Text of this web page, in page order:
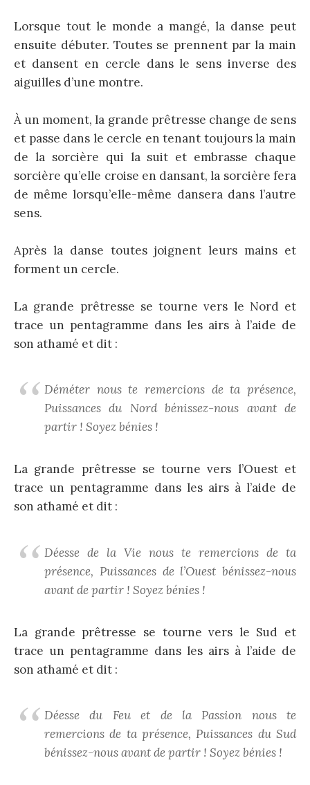
Lorsque tout le monde a mangé, la danse peut
ensuite débuter. Toutes se prennent par la main
et dansent en cercle dans le sens inverse des
aiguilles d’une montre.
À un moment, la grande prêtresse change de sens
et passe dans le cercle en tenant toujours la main
de la sorcière qui la suit et embrasse chaque
sorcière qu’elle croise en dansant, la sorcière fera
de même lorsqu’elle-même dansera dans l’autre
sens.
Après la danse toutes joignent leurs mains et
forment un cercle.
La grande prêtresse se tourne vers le Nord et
trace un pentagramme dans les airs à l’aide de
son athamé et dit :
Déméter nous te remercions de ta présence,
Puissances du Nord bénissez-nous avant de
partir ! Soyez bénies !
La grande prêtresse se tourne vers l’Ouest et
trace un pentagramme dans les airs à l’aide de
son athamé et dit :
Déesse de la Vie nous te remercions de ta
présence, Puissances de l’Ouest bénissez-nous
avant de partir ! Soyez bénies !
La grande prêtresse se tourne vers le Sud et
trace un pentagramme dans les airs à l’aide de
son athamé et dit :
Déesse du Feu et de la Passion nous te
remercions de ta présence, Puissances du Sud
bénissez-nous avant de partir ! Soyez bénies !